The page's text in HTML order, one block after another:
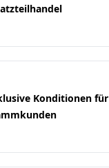
Konditionen für